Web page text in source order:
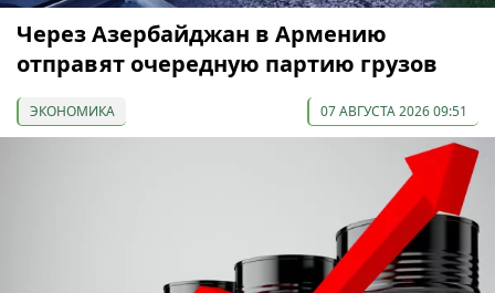
Через Азербайджан в Армению
отправят очередную партию грузов
ЭКОНОМИКА 07 АВГУСТА 2026 09:51